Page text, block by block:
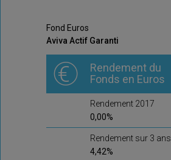
Fond Euros
Aviva Actif Garanti
Rendement du
Fonds en Euros
Rendement 2017
0,00%
Rendement sur 3 ans
4,42%